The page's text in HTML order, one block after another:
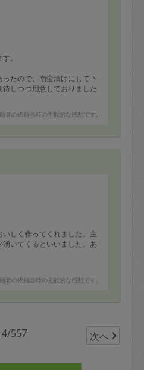
。
たので、南蛮漬けにして下
しつつ用意しておりました
と蓮根の南蛮漬けを作って
のブロッコリーがいい！」
者の依頼当時の主観的な感想です。
しく作ってくれました。主
いてくるといいました。あ
者の依頼当時の主観的な感想です。
557 次へ